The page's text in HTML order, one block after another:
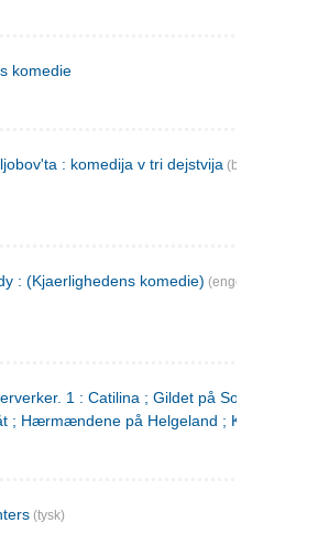
komedie
: komedija v tri dejstvija (bulgarsk)
: (Kjaerlighedens komedie) (engelsk)
1 : Catilina ; Gildet på Solhaug ; Fru
; Hærmændene på Helgeland ;
(tysk)